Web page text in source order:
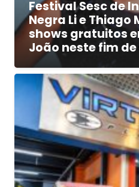
Festival Sesc de
Negra Li e
shows gratuitos
João neste fim